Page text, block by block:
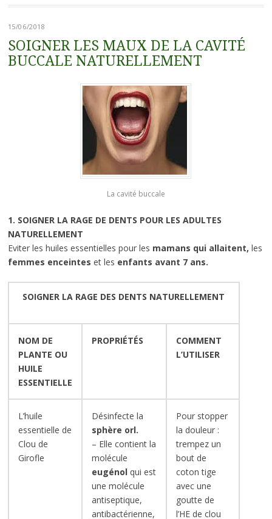
15/06/2018
SOIGNER LES MAUX DE LA CAVITÉ
BUCCALE NATURELLEMENT
La cavité buccale
1. SOIGNER LA RAGE DE DENTS POUR LES ADULTES
NATURELLEMENT
Eviter les huiles essentielles pour les mamans qui allaitent, les
femmes enceintes et les enfants avant 7 ans.
SOIGNER LA RAGE DES DENTS NATURELLEMENT
NOM DE
PLANTE OU
HUILE
ESSENTIELLE
PROPRIÉTÉS
COMMENT
L’UTILISER
L’huile
essentielle de
Clou de
Girofle
Désinfecte la
sphère orl.
– Elle contient la
molécule
eugénol qui est
une molécule
antiseptique,
antibactérienne,
Pour stopper
la douleur :
trempez un
bout de
coton tige
avec une
goutte de
l’HE de clou